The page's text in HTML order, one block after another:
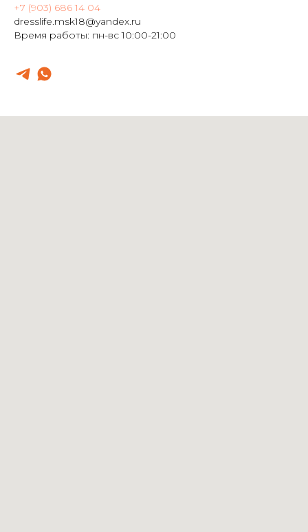
+7 (903) 686 14 04
dresslife.msk18@yandex.ru
Время работы: пн-вс 10:00-21:00